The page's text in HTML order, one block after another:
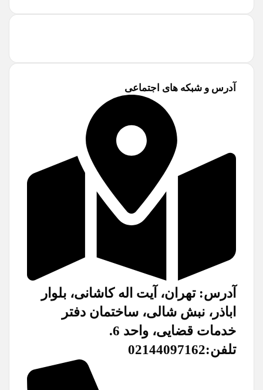
آدرس و شبکه های اجتماعی
آدرس: تهران، آیت اله کاشانی، بلوار
اباذر، نبش شالی، ساختمان دفتر
خدمات قضایی، واحد 6.
تلفن:02144097162